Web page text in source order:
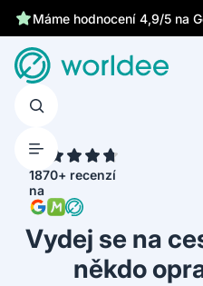
Chrání tě zákonné pojištění
1870+ recenzí
na
Vydej se na
někdo